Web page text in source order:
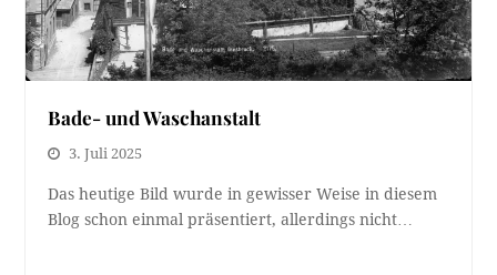
Bade- und Waschanstalt
3. Juli 2025
Das heutige Bild wurde in gewisser Weise in diesem
Blog schon einmal präsentiert, allerdings nicht…